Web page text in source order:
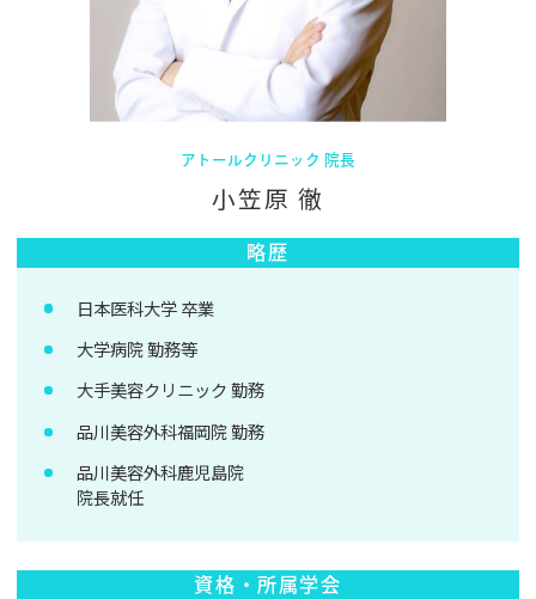
アトールクリニック 院長
小笠原 徹
略歴
日本医科大学 卒業
大学病院 勤務等
大手美容クリニック 勤務
品川美容外科福岡院 勤務
品川美容外科鹿児島院
院長就任
資格・所属学会